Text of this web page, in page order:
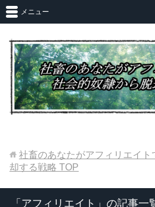
メニュー
社畜のあなたがアフィリエイト
却する戦略 TOP
「アフィリエイト」の記事一